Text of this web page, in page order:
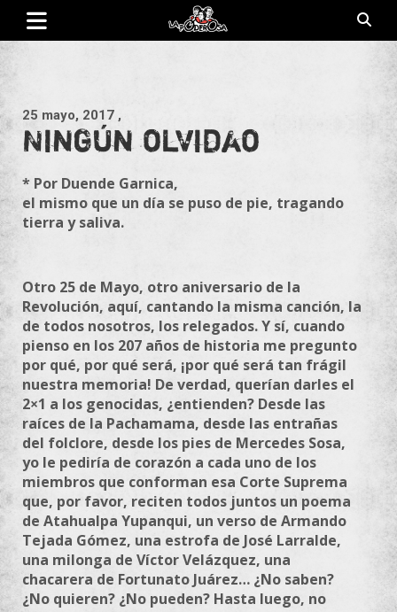
Saltar
contenido
25 mayo, 2017 ,
Ningún olvidao
* Por Duende Garnica,
el mismo que un día se puso de pie, tragando
tierra y saliva.
Otro 25 de Mayo, otro aniversario de la
Revolución, aquí, cantando la misma canción, la
de todos nosotros, los relegados. Y sí, cuando
pienso en los 207 años de historia me pregunto
por qué, por qué será, ¡por qué será tan frágil
nuestra memoria! De verdad, querían darles el
2×1 a los genocidas, ¿entienden? Desde las
raíces de la Pachamama, desde las entrañas
del folclore, desde los pies de Mercedes Sosa,
yo le pediría de corazón a cada uno de los
miembros que conforman esa Corte Suprema
que, por favor, reciten todos juntos un poema
de Atahualpa Yupanqui, un verso de Armando
Tejada Gómez, una estrofa de José Larralde,
una milonga de Víctor Velázquez, una
chacarera de Fortunato Juárez… ¿No saben?
¿No quieren? ¿No pueden? Hasta luego, no